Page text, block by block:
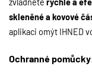
zvládnete rychle a
skleněné a kovové
aplikaci omýt IHNED
Ochranné